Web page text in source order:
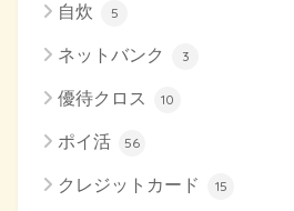
自炊 5
ネットバンク 3
優待クロス 10
ポイ活 56
クレジットカード 15